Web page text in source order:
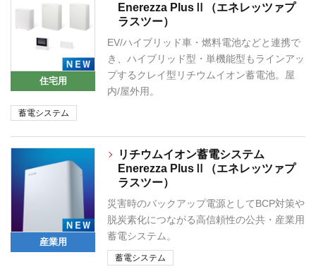
住宅用
Enerezza PlusⅡ（エネレッツァプ
ラスツー）
EV/ハイブリッド車・燃料電池などと連携で
き、ハイブリッド型・単機能型もラインアッ
プするクレイ型リチウムイオン蓄電池。屋
内/屋外用。
蓄電システム
産業用
リチウムイオン蓄電システム
Enerezza PlusⅡ（エネレッツァプ
ラスツー）
災害時のバックアップ電源としてBCP対策や
脱炭素化につながる高信頼性の公共・産業用
蓄電システム。
蓄電システム